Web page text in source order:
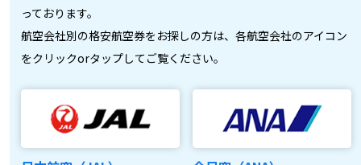
っております。
航空会社別の格安航空券をお探しの方は、各航空会社のアイコン
をクリックorタップしてご覧ください。